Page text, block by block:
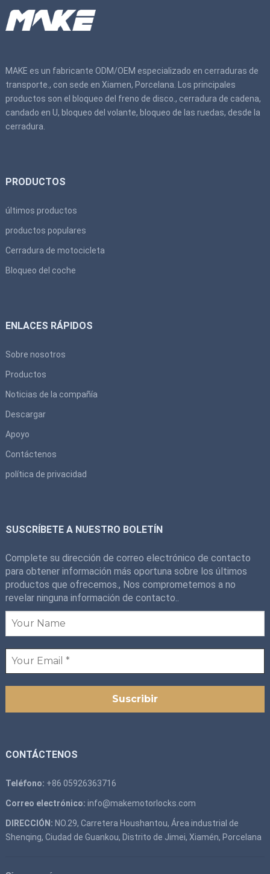
MAKE es un fabricante ODM/OEM especializado en cerraduras de
transporte., con sede en Xiamen, Porcelana. Los principales
productos son el bloqueo del freno de disco., cerradura de cadena,
candado en U, bloqueo del volante, bloqueo de las ruedas, desde la
cerradura.
PRODUCTOS
últimos productos
productos populares
Cerradura de motocicleta
Bloqueo del coche
ENLACES RÁPIDOS
Sobre nosotros
Productos
Noticias de la compañía
Descargar
Apoyo
Contáctenos
política de privacidad
SUSCRÍBETE A NUESTRO BOLETÍN
Complete su dirección de correo electrónico de contacto
para obtener información más oportuna sobre los últimos
productos que ofrecemos., Nos comprometemos a no
revelar ninguna información de contacto..
CONTÁCTENOS
Teléfono: +86 05926363716
Correo electrónico: info@makemotorlocks.com
DIRECCIÓN: NO.29, Carretera Houshantou, Área industrial de
Shenqing, Ciudad de Guankou, Distrito de Jimei, Xiamén, Porcelana